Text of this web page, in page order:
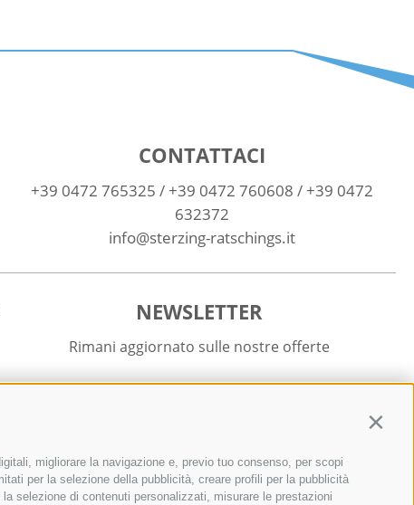
migliorare la navigazione e, previo tuo consenso, per scopi
per la selezione della pubblicità, creare profili per la pubblicità
selezione di contenuti personalizzati, misurare le prestazioni
CONTATTACI
+39 0472 765325 / +39 0472 760608 / +39 0472
632372
info@sterzing-ratschings.it
NEWSLETTER
Rimani aggiornato sulle nostre offerte
Registrati